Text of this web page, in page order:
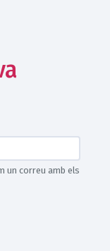
un correu amb els